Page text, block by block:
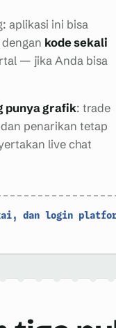
aplikasi ini bisa
kode sekali
— jika Anda bisa
punya grafik: trade
penarikan tetap
live chat
dan login